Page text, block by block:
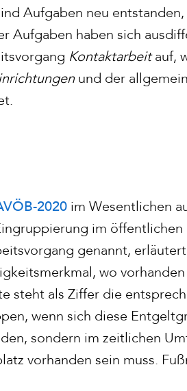
Aufgaben neu entstanden,
Aufgaben haben sich
Kontaktarbeitauf,
und der
2020 im Wesentlichen
im
genannt,
wo
steht als Ziffer die
wenn sich diese
sondern im zeitlichen
vorhanden sein muss.